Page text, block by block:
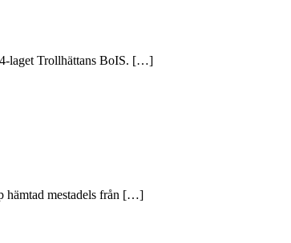
laget Trollhättans BoIS. […]
hämtad mestadels från […]